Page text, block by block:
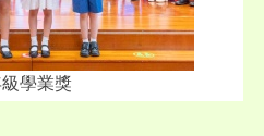
學業獎